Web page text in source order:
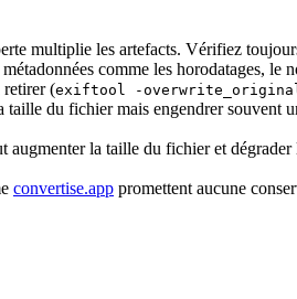
multiplie les artefacts. Vérifiez
comme les horodatages, le
retirer (exiftool -
du fichier mais engendrer souvent
la taille du fichier et dégrader
convertise.app promettent aucune